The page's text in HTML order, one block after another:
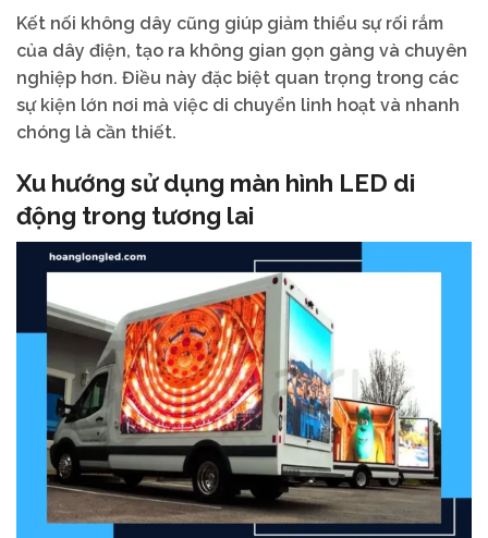
Kết nối không dây cũng giúp giảm thiểu sự rối rắm
của dây điện, tạo ra không gian gọn gàng và chuyên
nghiệp hơn. Điều này đặc biệt quan trọng trong các
sự kiện lớn nơi mà việc di chuyển linh hoạt và nhanh
chóng là cần thiết.
Xu hướng sử dụng màn hình LED di
động trong tương lai